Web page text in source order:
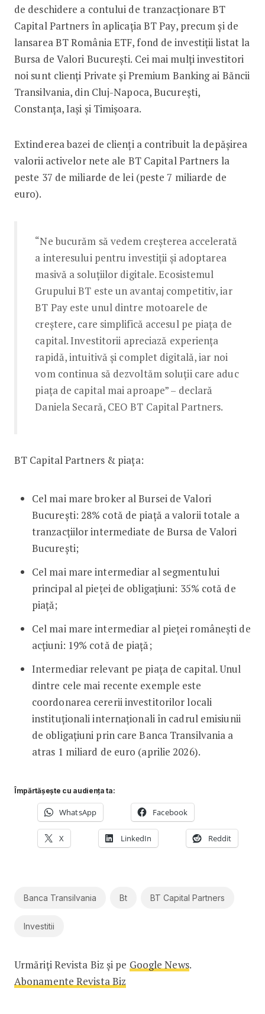
de deschidere a contului de tranzacționare BT
Capital Partners în aplicația BT Pay, precum și de
lansarea BT România ETF, fond de investiții listat la
Bursa de Valori București. Cei mai mulți investitori
noi sunt clienți Private și Premium Banking ai Băncii
Transilvania, din Cluj-Napoca, București,
Constanța, Iași și Timișoara.
Extinderea bazei de clienți a contribuit la depășirea
valorii activelor nete ale BT Capital Partners la
peste 37 de miliarde de lei (peste 7 miliarde de
euro).
“Ne bucurăm să vedem creșterea accelerată
a interesului pentru investiții și adoptarea
masivă a soluțiilor digitale. Ecosistemul
Grupului BT este un avantaj competitiv, iar
BT Pay este unul dintre motoarele de
creștere, care simplifică accesul pe piața de
capital. Investitorii apreciază experiența
rapidă, intuitivă și complet digitală, iar noi
vom continua să dezvoltăm soluții care aduc
piața de capital mai aproape” – declară
Daniela Secară, CEO BT Capital Partners.
BT Capital Partners & piața:
Cel mai mare broker al Bursei de Valori
București: 28% cotă de piață a valorii totale a
tranzacțiilor intermediate de Bursa de Valori
București;
Cel mai mare intermediar al segmentului
principal al pieței de obligațiuni: 35% cotă de
piață;
Cel mai mare intermediar al pieței românești de
acțiuni: 19% cotă de piață;
Intermediar relevant pe piața de capital. Unul
dintre cele mai recente exemple este
coordonarea cererii investitorilor locali
instituționali internaționali în cadrul emisiunii
de obligațiuni prin care Banca Transilvania a
atras 1 miliard de euro (aprilie 2026).
Împărtășește cu audiența ta:
WhatsApp Facebook
X LinkedIn Reddit
Banca Transilvania Bt BT Capital Partners
Investitii
Urmăriți Revista Biz și pe Google News.
Abonamente Revista Biz